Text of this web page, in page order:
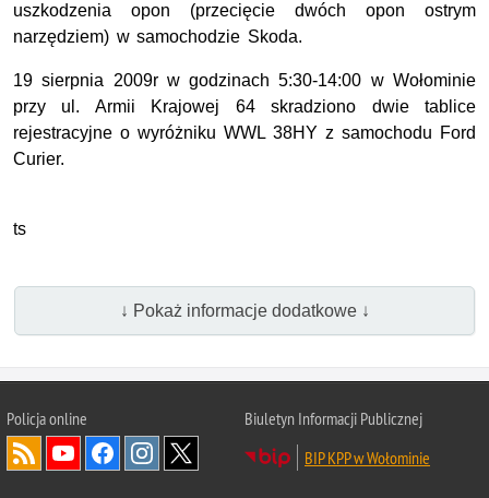
uszkodzenia opon (przecięcie dwóch opon ostrym
narzędziem) w samochodzie Skoda.
19 sierpnia 2009r w godzinach 5:30-14:00 w Wołominie
przy ul. Armii Krajowej 64 skradziono dwie tablice
rejestracyjne o wyróżniku WWL 38HY z samochodu Ford
Curier.
ts
↓ Pokaż informacje dodatkowe ↓
Policja online
Biuletyn Informacji Publicznej
BIP KPP w Wołominie